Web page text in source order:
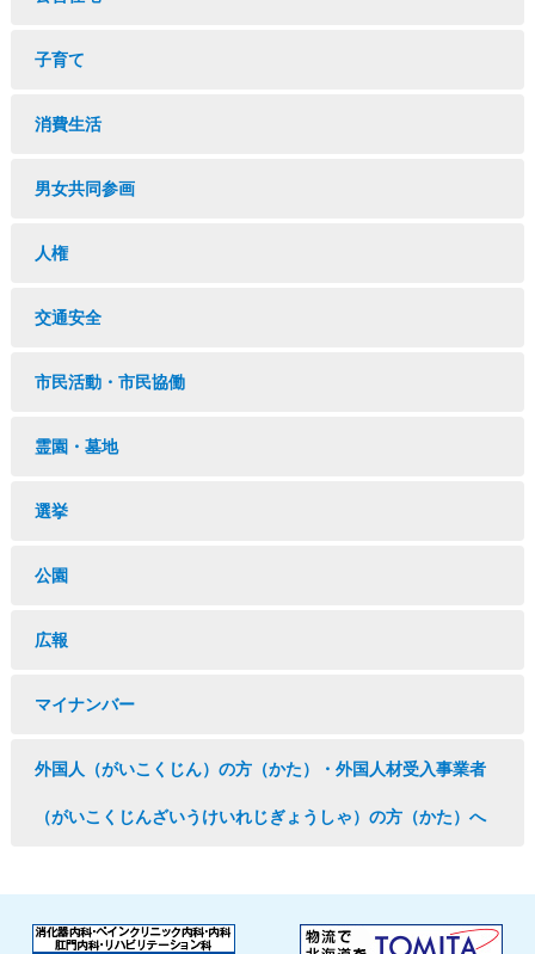
子育て
消費生活
男女共同参画
人権
交通安全
市民活動・市民協働
霊園・墓地
選挙
公園
広報
マイナンバー
外国人（がいこくじん）の方（かた）・外国人材受入事業者
（がいこくじんざいうけいれじぎょうしゃ）の方（かた）へ